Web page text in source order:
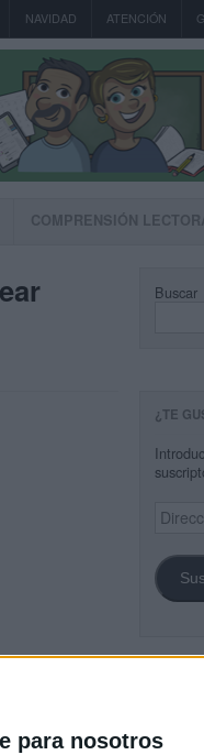
para nosotros
NAVIDAD ATENCIÓN
COMPRENSIÓN
Buscar
¿TE
de